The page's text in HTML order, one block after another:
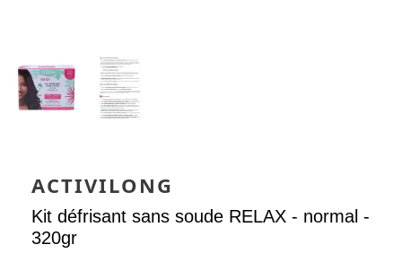
ACTIVILONG
Kit défrisant sans soude RELAX - normal -
320gr